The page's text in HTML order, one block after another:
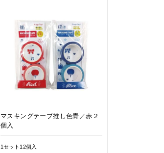
マスキングテープ推し色青／赤２
個入
1セット12個入